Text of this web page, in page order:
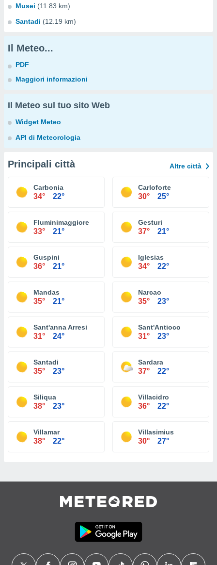
Musei (11.83 km)
Santadi (12.19 km)
Il Meteo...
PDF
Maggiori informazioni
Il Meteo sul tuo sito Web
Widget Meteo
API di Meteorologia
Principali città Altre città
Carbonia
34° 22°
Carloforte
30° 25°
Fluminimaggiore
33° 21°
Gesturi
37° 21°
Guspini
36° 21°
Iglesias
34° 22°
Mandas
35° 21°
Narcao
35° 23°
Sant'anna Arresi
31° 24°
Sant'Antioco
31° 23°
Santadi
35° 23°
Sardara
37° 22°
Siliqua
38° 23°
Villacidro
36° 22°
Villamar
38° 22°
Villasimius
30° 27°